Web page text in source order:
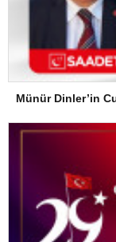
Münür Dinler’in